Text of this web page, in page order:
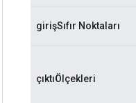
girişSıfır Noktaları
çıktıÖlçekleri